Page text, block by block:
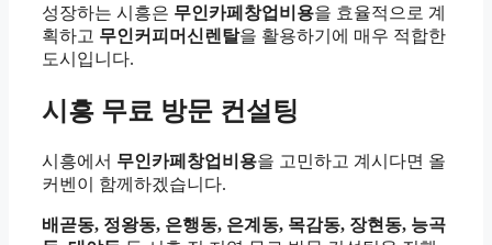
성장하는 시흥은 무인카페창업비용을 효율적으로 계
획하고 무인커피머신렌탈을 활용하기에 매우 적합한
도시입니다.
시흥 무료 방문 컨설팅
시흥에서 무인카페창업비용을 고민하고 계시다면 올
커벤이 함께하겠습니다.
배곧동, 정왕동, 은행동, 은계동, 목감동, 장현동, 능곡